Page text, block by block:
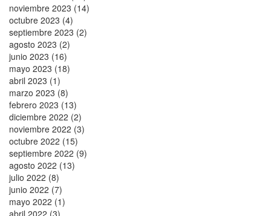
noviembre 2023 (14)
octubre 2023 (4)
septiembre 2023 (2)
agosto 2023 (2)
junio 2023 (16)
mayo 2023 (18)
abril 2023 (1)
marzo 2023 (8)
febrero 2023 (13)
diciembre 2022 (2)
noviembre 2022 (3)
octubre 2022 (15)
septiembre 2022 (9)
agosto 2022 (13)
julio 2022 (8)
junio 2022 (7)
mayo 2022 (1)
abril 2022 (3)